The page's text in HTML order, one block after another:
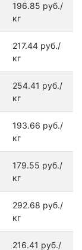
196.85 руб./
кг
217.44 руб./
кг
254.41 руб./
кг
193.66 руб./
кг
179.55 руб./
кг
292.68 руб./
кг
216.41 руб./